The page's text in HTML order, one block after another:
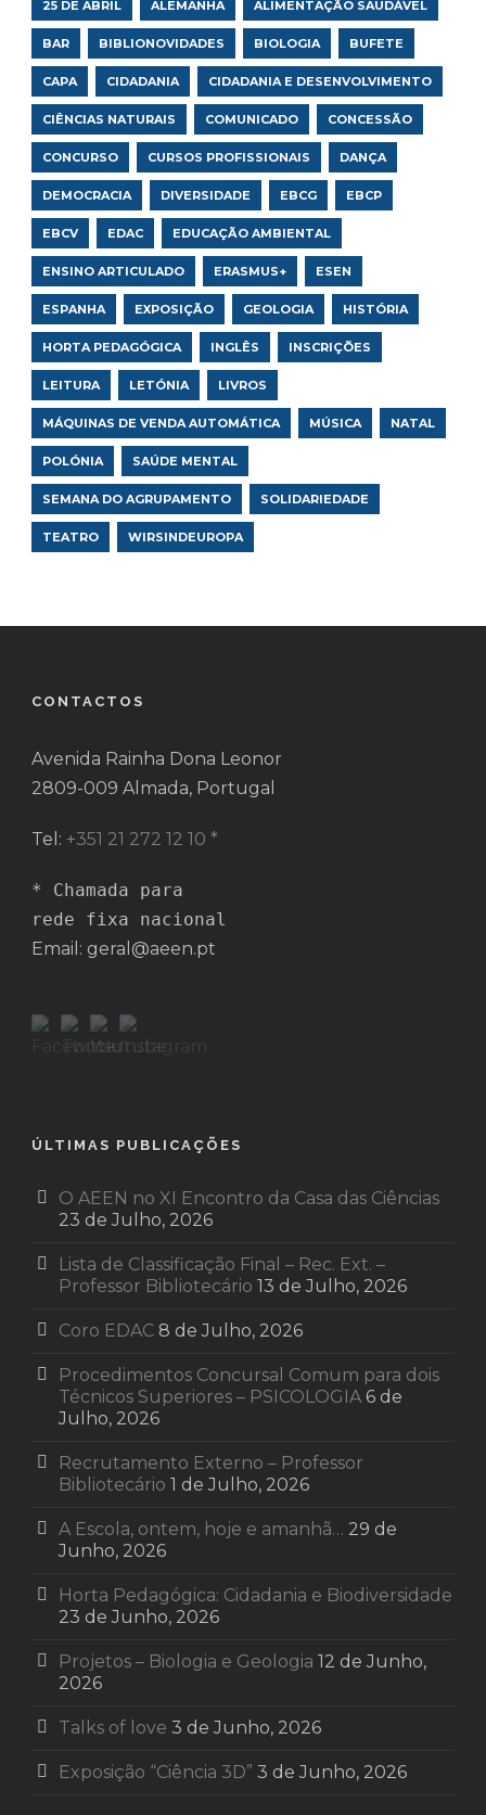
25 DE ABRIL ALEMANHA ALIMENTAÇÃO SAUDÁVEL
BAR BIBLIONOVIDADES BIOLOGIA BUFETE
CAPA CIDADANIA CIDADANIA E DESENVOLVIMENTO
CIÊNCIAS NATURAIS COMUNICADO CONCESSÃO
CONCURSO CURSOS PROFISSIONAIS DANÇA
DEMOCRACIA DIVERSIDADE EBCG EBCP
EBCV EDAC EDUCAÇÃO AMBIENTAL
ENSINO ARTICULADO ERASMUS+ ESEN
ESPANHA EXPOSIÇÃO GEOLOGIA HISTÓRIA
HORTA PEDAGÓGICA INGLÊS INSCRIÇÕES
LEITURA LETÓNIA LIVROS
MÁQUINAS DE VENDA AUTOMÁTICA MÚSICA NATAL
POLÓNIA SAÚDE MENTAL
SEMANA DO AGRUPAMENTO SOLIDARIEDADE
TEATRO WIRSINDEUROPA
CONTACTOS
Avenida Rainha Dona Leonor
2809-009 Almada, Portugal
Tel: +351 21 272 12 10 *
* Chamada para
rede fixa nacional
Email: geral@aeen.pt
ÚLTIMAS PUBLICAÇÕES
O AEEN no XI Encontro da Casa das Ciências
23 de Julho, 2026
Lista de Classificação Final – Rec. Ext. –
Professor Bibliotecário 13 de Julho, 2026
Coro EDAC 8 de Julho, 2026
Procedimentos Concursal Comum para dois
Técnicos Superiores – PSICOLOGIA 6 de
Julho, 2026
Recrutamento Externo – Professor
Bibliotecário 1 de Julho, 2026
A Escola, ontem, hoje e amanhã… 29 de
Junho, 2026
Horta Pedagógica: Cidadania e Biodiversidade
23 de Junho, 2026
Projetos – Biologia e Geologia 12 de Junho,
2026
Talks of love 3 de Junho, 2026
Exposição “Ciência 3D” 3 de Junho, 2026